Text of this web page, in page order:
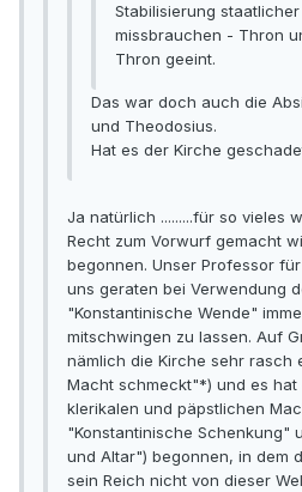
Stabilisierung
missbrauchen - Thron
Thron geeint.
Das war doch auch die
und Theodosius.
Hat es der Kirche
Ja natürlich .........für so vieles
Recht zum Vorwurf gemacht
begonnen. Unser Professor
uns geraten bei Verwendung
"Konstantinische Wende"
mitschwingen zu lassen. Auf
nämlich die Kirche sehr rasch
Macht schmeckt"*) und es hat
klerikalen und päpstlichen
"Konstantinische Schenkung"
und Altar") begonnen, in dem
sein Reich nicht von dieser